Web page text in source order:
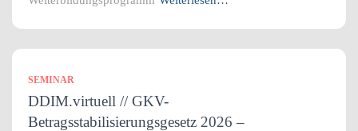
SEMINAR
DDIM.virtuell // GKV-
Betragsstabilisierungsgesetz 2026 –